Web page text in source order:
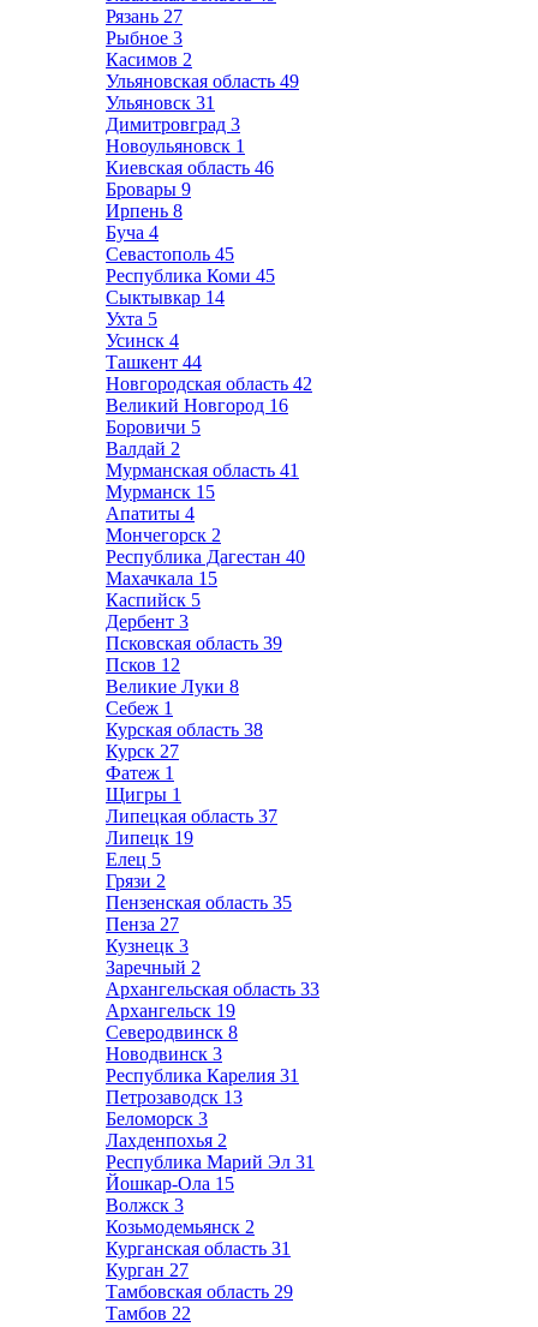
Рязань 27
Рыбное 3
Касимов 2
Ульяновская область 49
Ульяновск 31
Димитровград 3
Новоульяновск 1
Киевская область 46
Бровары 9
Ирпень 8
Буча 4
Севастополь 45
Республика Коми 45
Сыктывкар 14
Ухта 5
Усинск 4
Ташкент 44
Новгородская область 42
Великий Новгород 16
Боровичи 5
Валдай 2
Мурманская область 41
Мурманск 15
Апатиты 4
Мончегорск 2
Республика Дагестан 40
Махачкала 15
Каспийск 5
Дербент 3
Псковская область 39
Псков 12
Великие Луки 8
Себеж 1
Курская область 38
Курск 27
Фатеж 1
Щигры 1
Липецкая область 37
Липецк 19
Елец 5
Грязи 2
Пензенская область 35
Пенза 27
Кузнецк 3
Заречный 2
Архангельская область 33
Архангельск 19
Северодвинск 8
Новодвинск 3
Республика Карелия 31
Петрозаводск 13
Беломорск 3
Лахденпохья 2
Республика Марий Эл 31
Йошкар-Ола 15
Волжск 3
Козьмодемьянск 2
Курганская область 31
Курган 27
Тамбовская область 29
Тамбов 22